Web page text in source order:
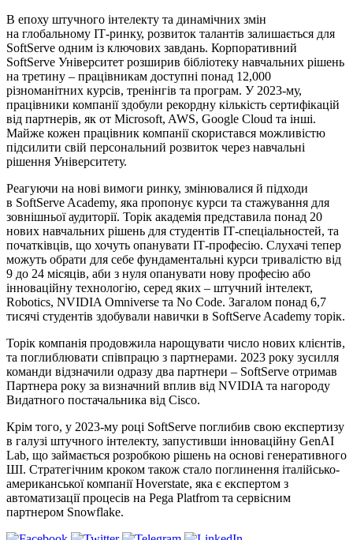
В епоху штучного інтелекту та динамічних змін
на глобальному ІТ-ринку, розвиток талантів залишається для
SoftServe одним із ключових завдань. Корпоративний
SoftServe Університет розширив бібліотеку навчальних рішень
на третину – працівникам доступні понад 12,000
різноманітних курсів, тренінгів та програм. У 2023-му,
працівники компанії здобули рекордну кількість сертифікацій
від партнерів, як от Microsoft, AWS, Google Cloud та інші.
Майже кожен працівник компанії скористався можливістю
підсилити свій персональний розвиток через навчальні
рішення Університету.
Реагуючи на нові вимоги ринку, змінювалися й підходи
в SoftServe Academy, яка пропонує курси та стажування для
зовнішньої аудиторії. Торік академія представила понад 20
нових навчальних рішень для студентів ІТ-спеціальностей, та
початківців, що хочуть опанувати ІТ-професію. Слухачі тепер
можуть обрати для себе фундаментальні курси тривалістю від
9 до 24 місяців, аби з нуля опанувати нову професію або
інноваційну технологію, серед яких – штучний інтелект,
Robotics, NVIDIA Omniverse та No Code. Загалом понад 6,7
тисячі студентів здобували навички в SoftServe Academy торік.
Торік компанія продовжила нарощувати число нових клієнтів,
та поглиблювати співпрацю з партнерами. 2023 року зусилля
команди відзначили одразу два партнери – SoftServe отримав
Партнера року за визначний вплив від NVIDIA та нагороду
Видатного постачальника від Cisco.
Крім того, у 2023-му році SoftServe поглибив свою експертизу
в галузі штучного інтелекту, запустивши інноваційну GenAI
Lab, що займається розробкою рішень на основі генеративного
ШІ. Стратегічним кроком також стало поглинення італійсько-
американської компанії Hoverstate, яка є експертом з
автоматизації процесів на Pega Platfrom та сервісним
партнером Snowflake.